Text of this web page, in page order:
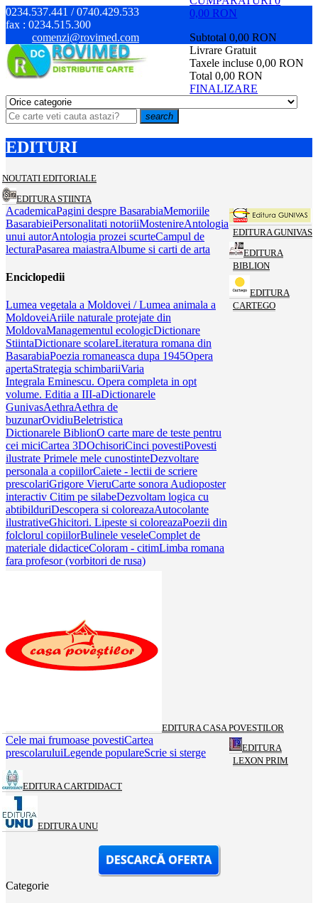
0234.537.441 / 0740.429.533
fax : 0234.515.300
comenzi@rovimed.com
0,00 RON
Subtotal 0,00 RON
Livrare Gratuit
Taxele incluse 0,00 RON
Total 0,00 RON
FINALIZARE
search
EDITURI
NOUTATI EDITORIALE
EDITURA STIINTA
AcademicaPagini despre BasarabiaMemoriile
BasarabieiPersonalitati notoriiMostenireAntologia
unui autorAntologia prozei scurteCampul de
lecturaPasarea maiastraAlbume si carti de arta
Enciclopedii
Lumea vegetala a Moldovei / Lumea animala a
MoldoveiAriile naturale protejate din
MoldovaManagementul ecologicDictionare
StiintaDictionare scolareLiteratura romana din
BasarabiaPoezia romaneasca dupa 1945Opera
apertaStrategia schimbariiVaria
EDITURA GUNIVAS
Integrala Eminescu. Opera completa in opt
volume. Editia a III-aDictionarele
GunivasAethraAethra de
buzunarOvidiuBeletristica
EDITURA
BIBLION
Dictionarele BiblionO carte mare de teste pentru
cei miciCartea 3DOchisoriCinci povestiPovesti
ilustrate Primele mele cunostinteDezvoltare
personala a copiilorCaiete - lectii de scriere
prescolariGrigore VieruCarte sonora Audioposter
interactiv Citim pe silabeDezvoltam logica cu
abtibilduriDescopera si coloreazaAutocolante
ilustrativeGhicitori. Lipeste si coloreazaPoezii din
folclorul copiilorBulinele veseleComplet de
materiale didacticeColoram - citimLimba romana
fara profesor (vorbitori de rusa)
EDITURA
CARTEGO
EDITURA CASA POVESTILOR
Cele mai frumoase povestiCartea
prescolaruluiLegende populareScrie si sterge
EDITURA
LEXON PRIM
EDITURA CARTDIDACT
EDITURA UNU
Categorie